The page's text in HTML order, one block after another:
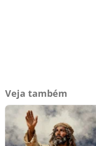
Veja também